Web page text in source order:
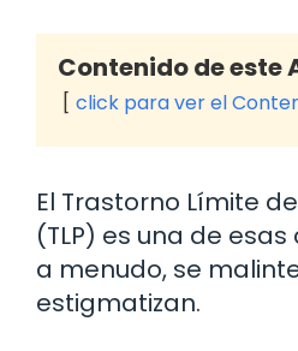
Contenido de este
click para ver el
El Trastorno Límite
(TLP) es una de
a menudo, se
estigmatizan.